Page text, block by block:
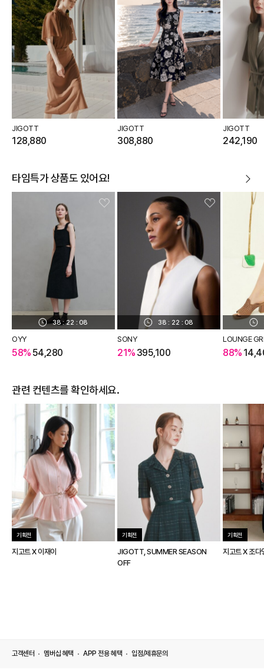
JIGOTT
128,880
JIGOTT
308,880
JIGOTT
242,190
타임특가 상품도 있어요!
38 : 22 : 07
OYY
58% 54,280
38 : 22 : 07
SONY
21% 395,100
LOUNGE
88%
관련 컨텐츠를 확인하세요.
기획전
지고트 X 이재이
기획전
JIGOTT, SUMMER SEASON
OFF
기획전
지고트 X 조다
고객센터 멤버십 혜택 APP 전용 혜택 입점/제휴문의